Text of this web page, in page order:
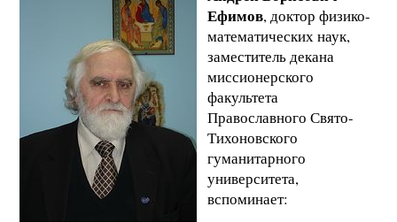
Ефимов, доктор физико-
математических наук,
заместитель декана
миссионерского
факультета
Православного Свято-
Тихоновского
гуманитарного
университета,
вспоминает: